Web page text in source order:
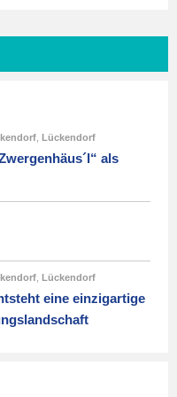
Lückendorf
als
Lückendorf
eine einzigartige